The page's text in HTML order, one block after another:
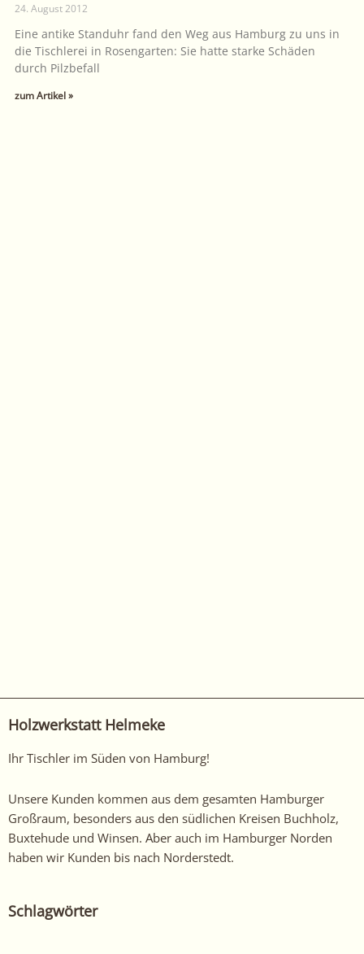
24. August 2012
Eine antike Standuhr fand den Weg aus Hamburg zu uns in
die Tischlerei in Rosengarten: Sie hatte starke Schäden
durch Pilzbefall
zum Artikel »
Holzwerkstatt Helmeke
Ihr Tischler im Süden von Hamburg!
Unsere Kunden kommen aus dem gesamten Hamburger
Großraum, besonders aus den südlichen Kreisen Buchholz,
Buxtehude und Winsen. Aber auch im Hamburger Norden
haben wir Kunden bis nach Norderstedt.
Schlagwörter